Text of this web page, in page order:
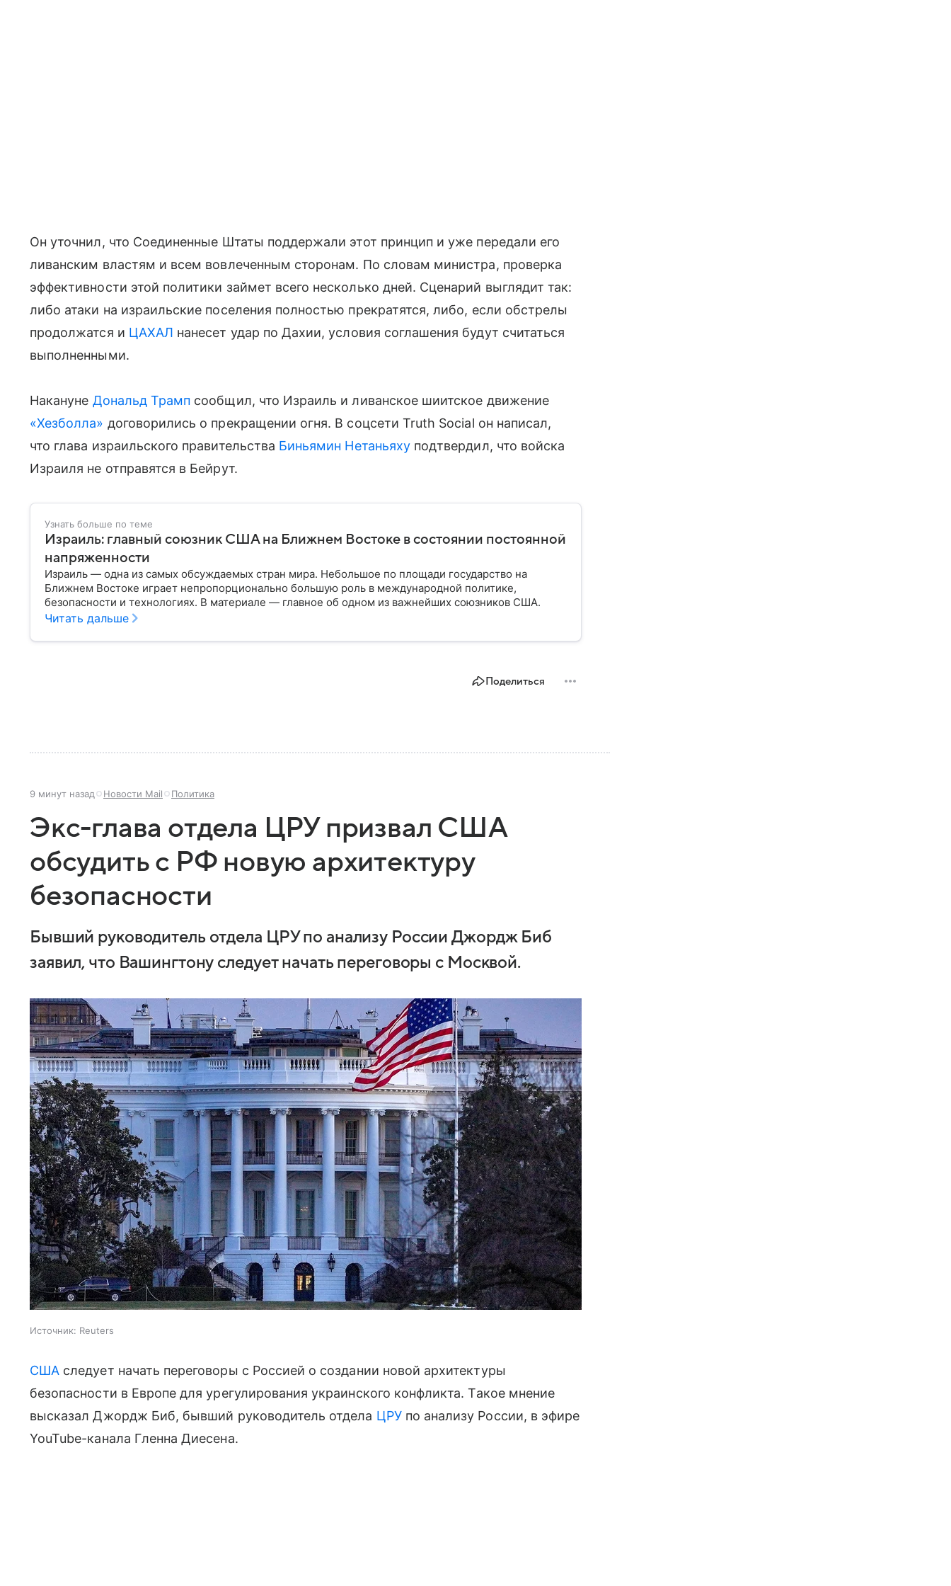
Он уточнил, что Соединенные Штаты поддержали этот принцип и уже передали его
ливанским властям и всем вовлеченным сторонам. По словам министра, проверка
эффективности этой политики займет всего несколько дней. Сценарий выглядит так:
либо атаки на израильские поселения полностью прекратятся, либо, если обстрелы
продолжатся и ЦАХАЛ нанесет удар по Дахии, условия соглашения будут считаться
выполненными.
Накануне Дональд Трамп сообщил, что Израиль и ливанское шиитское движение
«Хезболла» договорились о прекращении огня. В соцсети Truth Social он написал,
что глава израильского правительства Биньямин Нетаньяхуподтвердил, что войска
Израиля не отправятся в Бейрут.
Узнать больше по теме
Израиль: главный союзник США на Ближнем Востоке в состоянии постоянной
напряженности
Израиль — одна из самых обсуждаемых стран мира. Небольшое по площади государство на
Ближнем Востоке играет непропорционально большую роль в международной политике,
безопасности и технологиях. В материале — главное об одном из важнейших союзников США.
Читать дальше
Поделиться
9 минут назад Новости Mail Политика
Экс-глава отдела ЦРУ призвал США
обсудить с РФ новую архитектуру
безопасности
Бывший руководитель отдела ЦРУ по анализу России Джордж Биб
заявил, что Вашингтону следует начать переговоры с Москвой.
Источник: Reuters
США следует начать переговоры с Россией о создании новой архитектуры
безопасности в Европе для урегулирования украинского конфликта. Такое мнение
высказал Джордж Биб, бывший руководитель отдела ЦРУпо анализу России, в эфире
YouTube-канала Гленна Диесена.